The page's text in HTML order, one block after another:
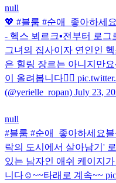
null
💖 #블룸 #순애_좋아하세
- 헥스 뵈르크▪️전부터 로
그녀의 집사이자 연인인
은 힐링 장르는 아니지만
이 올려봅니다🙇‍♀️
(@yerielle_ropan) July 23,
null
#블룸 #순애_좋아하세요
락의 도시에서 살아남기'
있는 남자인 애쉬 케이지
니다☺️~~타래로 계속~~